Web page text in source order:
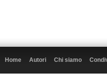
Home Autori Chi siamo